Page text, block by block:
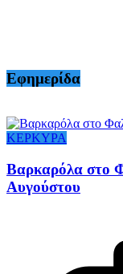
Εφημερίδα
ΚΕΡΚΥΡΑ
Βαρκαρόλα στο
Αυγούστου